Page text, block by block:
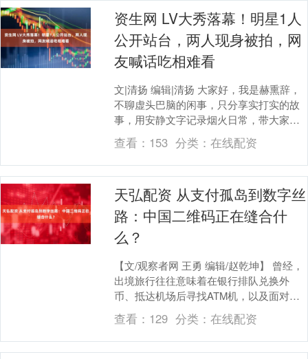
资生网 LV大秀落幕！明星1人
公开站台，两人现身被拍，网
友喊话吃相难看
文|清扬 编辑|清扬 大家好，我是赫熏辞，
不聊虚头巴脑的闲事，只分享实打实的故
事，用安静文字记录烟火日常，带大家感
受人间冷暖。 2026年7月25号，LV在上
海....
查看： 153 分类： 在线配资
天弘配资 从支付孤岛到数字丝
路：中国二维码正在缝合什
么？
【文/观察者网 王勇 编辑/赵乾坤】 曾经，
出境旅行往往意味着在银行排队兑换外
币、抵达机场后寻找ATM机，以及面对陌
生支付体系时的不便与不确定。如今，随
着中国移....
查看： 129 分类： 在线配资